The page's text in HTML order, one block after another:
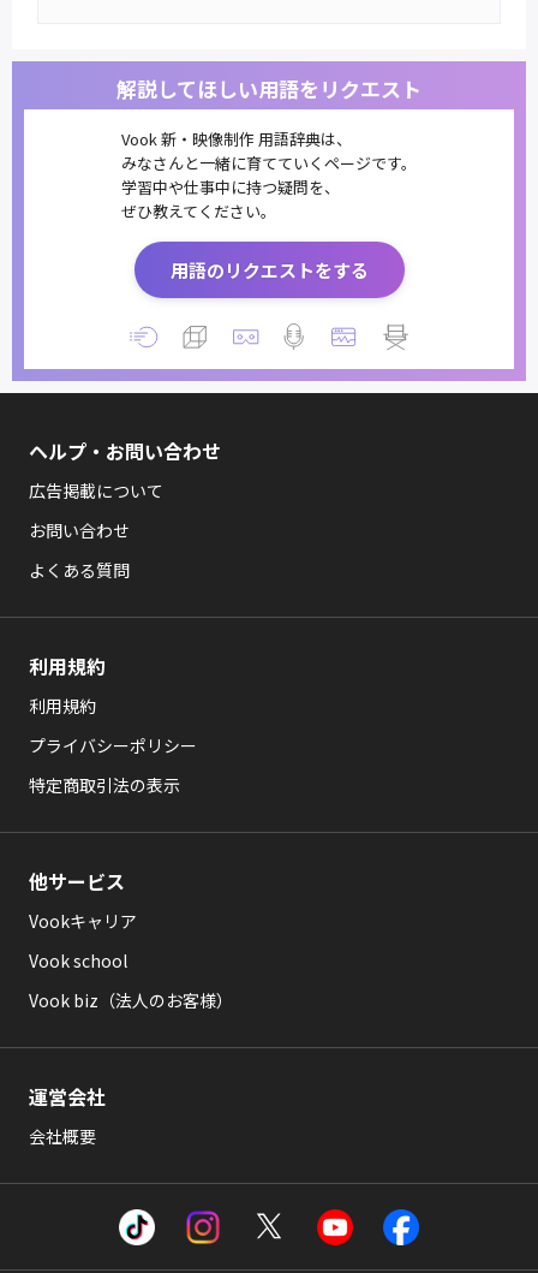
解説してほしい用語をリクエスト
Vook 新・映像制作 用語辞典は、
みなさんと一緒に育てていくページです。
学習中や仕事中に持つ疑問を、
ぜひ教えてください。
用語のリクエストをする
ヘルプ・お問い合わせ
広告掲載について
お問い合わせ
よくある質問
利用規約
利用規約
プライバシーポリシー
特定商取引法の表示
他サービス
Vookキャリア
Vook school
Vook biz（法人のお客様）
運営会社
会社概要